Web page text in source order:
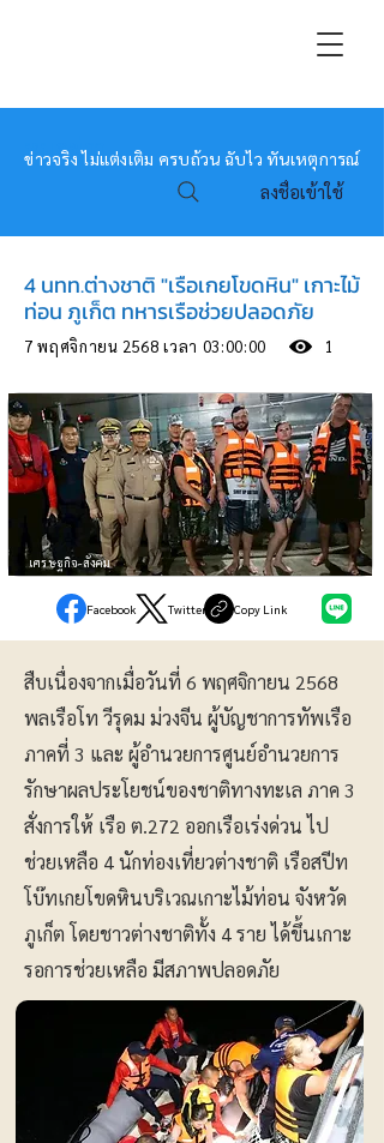
หมอข่าว
ข่าวจริง ไม่แต่งเติม ครบถ้วน ฉับไว ทันเหตุการณ์
ลงชื่อเข้าใช้
4 นทท.ต่างชาติ "เรือเกยโขดหิน" เกาะไม้
ท่อน ภูเก็ต ทหารเรือช่วยปลอดภัย
7 พฤศจิกายน 2568 เวลา 03:00:00 1
เศรษฐกิจ-สังคม
Facebook Twitter Copy Link
สืบเนื่องจากเมื่อวันที่ 6 พฤศจิกายน 2568
พลเรือโท วีรุดม ม่วงจีน ผู้บัญชาการทัพเรือ
ภาคที่ 3 และ ผู้อำนวยการศูนย์อำนวยการ
รักษาผลประโยชน์ของชาติทางทะเล ภาค 3
สั่งการให้ เรือ ต.272 ออกเรือเร่งด่วน ไป
ช่วยเหลือ 4 นักท่องเที่ยวต่างชาติ เรือสปีท
โบ๊ทเกยโขดหินบริเวณเกาะไม้ท่อน จังหวัด
ภูเก็ต โดยชาวต่างชาติทั้ง 4 ราย ได้ขึ้นเกาะ
รอการช่วยเหลือ มีสภาพปลอดภัย